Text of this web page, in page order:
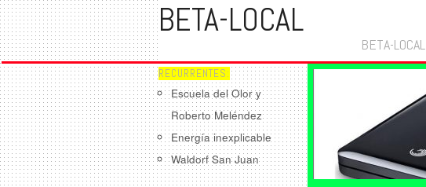
BETA-LOCAL
BETA-LOCAL
RECURRENTES:
Escuela del Olor y
Roberto Meléndez
Energía inexplicable
Waldorf San Juan